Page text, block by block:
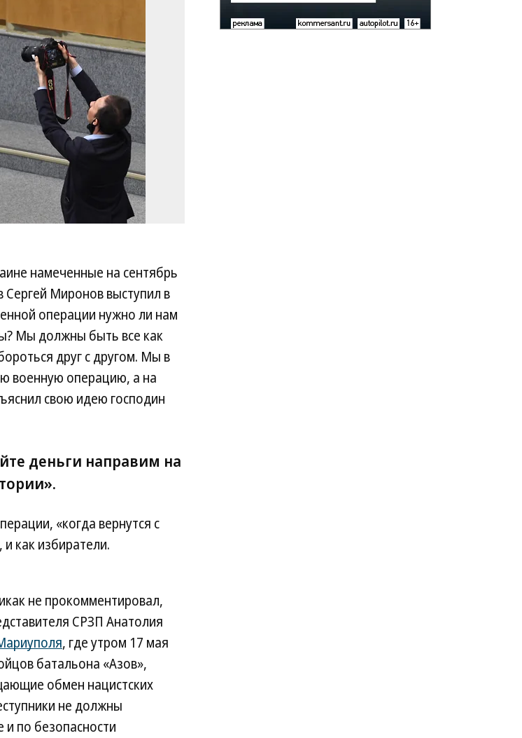
Духанин,
намеченные на сентябрь
Миронов выступил в
операции нужно ли нам
Мы должны быть все как
друг с другом. Мы в
военную операцию, а на
свою идею господин
деньги направим на
«когда вернутся с
как избиратели.
не прокомментировал,
СРЗП Анатолия
, где утром 17 мая
батальона «Азов»,
обмен нацистских
не должны
по безопасности